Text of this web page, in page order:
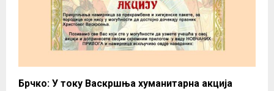
Брчко: У току Васкршња хуманитарна акција